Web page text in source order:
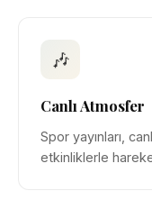
🎶
Canlı Atmosfer
Spor yayınları,
etkinliklerle